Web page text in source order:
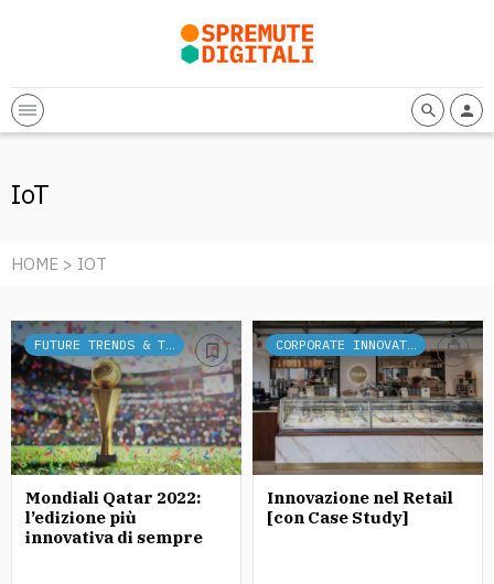
IoT
HOME > IOT
FUTURE TRENDS & TECH
Mondiali Qatar 2022:
l’edizione più
innovativa di sempre
CORPORATE INNOVATION
Innovazione nel Retail
[con Case Study]